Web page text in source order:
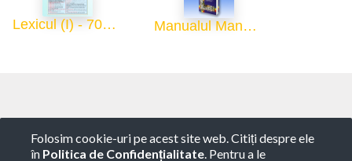
Lexicul (I) - 70x100 Manualul Manualelor
Folosim cookie-uri pe acest site web. Citiți despre ele
în Politica de Confidențialitate. Pentru a le
Copyright © ROTARY GLOBART SRL -Termeni de
utilizare-Politica de Confidențialitate-Consultanță